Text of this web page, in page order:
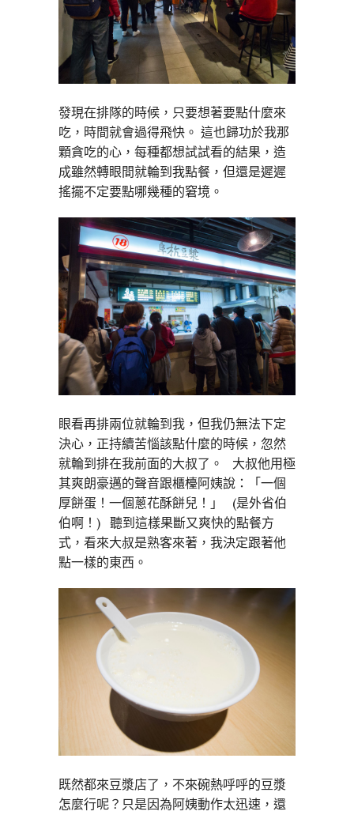
發現在排隊的時候，只要想著要點什麼來
吃，時間就會過得飛快。 這也歸功於我那
顆貪吃的心，每種都想試試看的結果，造
成雖然轉眼間就輪到我點餐，但還是遲遲
搖擺不定要點哪幾種的窘境。
眼看再排兩位就輪到我，但我仍無法下定
決心，正持續苦惱該點什麼的時候，忽然
就輪到排在我前面的大叔了。 大叔他用極
其爽朗豪邁的聲音跟櫃檯阿姨說：「一個
厚餅蛋！一個蔥花酥餅兒！」 (是外省伯
伯啊！) 聽到這樣果斷又爽快的點餐方
式，看來大叔是熟客來著，我決定跟著他
點一樣的東西。
既然都來豆漿店了，不來碗熱呼呼的豆漿
怎麼行呢？只是因為阿姨動作太迅速，還